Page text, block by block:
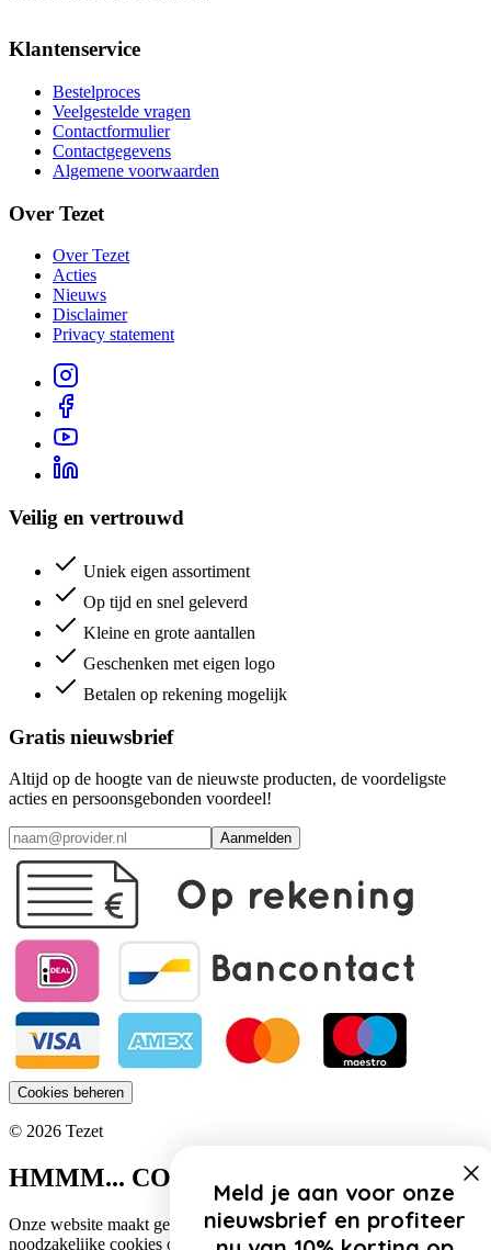
Klantenservice
Bestelproces
Veelgestelde vragen
Contactformulier
Contactgegevens
Algemene voorwaarden
Over Tezet
Over Tezet
Acties
Nieuws
Disclaimer
Privacy statement
Veilig en vertrouwd
Uniek eigen assortiment
Op tijd en snel geleverd
Kleine en grote aantallen
Geschenken met eigen logo
Betalen op rekening mogelijk
Gratis nieuwsbrief
Altijd op de hoogte van de nieuwste producten, de voordeligste
acties en persoonsgebonden voordeel!
Aanmelden
Cookies beheren
© 2026 Tezet
HMMM... COOKIES!
Onze website maakt gebruik van cookies. Zo gebruiken wij
noodzakelijke cookies om de website functioneel te houden.
Meld je aan voor onze
nieuwsbrief en profiteer